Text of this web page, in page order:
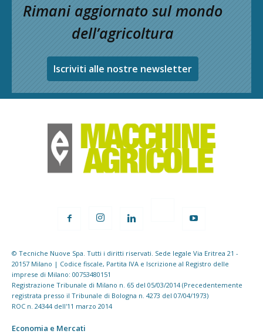
Rimani aggiornato sul mondo
dell’agricoltura
Iscriviti alle nostre newsletter
© Tecniche Nuove Spa. Tutti i diritti riservati. Sede legale Via Eritrea 21 -
20157 Milano | Codice fiscale, Partita IVA e Iscrizione al Registro delle
imprese di Milano: 00753480151
Registrazione Tribunale di Milano n. 65 del 05/03/2014 (Precedentemente
registrata presso il Tribunale di Bologna n. 4273 del 07/04/1973)
ROC n. 24344 dell'11 marzo 2014
Economia e Mercati